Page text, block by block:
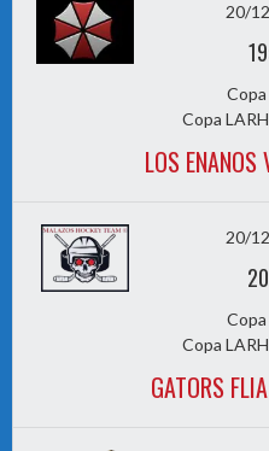
20/
Copa
LOS ENANOS
20/
Copa
GATORS